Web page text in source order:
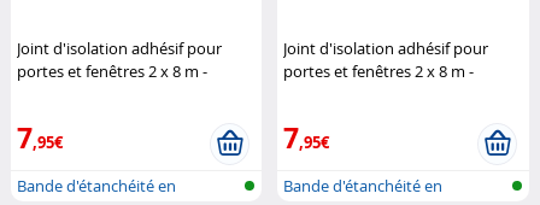
Joint d'isolation adhésif pour
portes et fenêtres 2 x 8 m -
7,95€
Bande d'étanchéité en
Joint d'isolation adhésif pour
portes et fenêtres 2 x 8 m -
7,95€
Bande d'étanchéité en